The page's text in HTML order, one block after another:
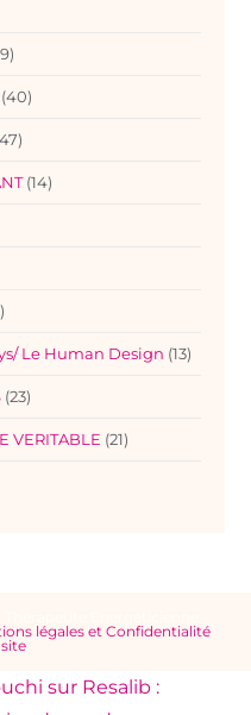
(40)
(14)
Le Human Design (13)
(23)
VERITABLE (21)
légales et Confidentialité-
sur Resalib :